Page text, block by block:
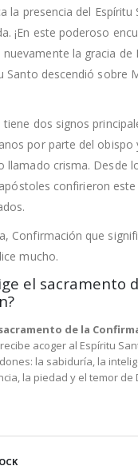
la presencia del Espíritu
¡En este poderoso
la gracia de
Santo descendió sobre
dos signos
por parte del obispo
llamado crisma. Desde
confirieron
Confirmación que
mucho.
el sacramento
de la
acoger al Espíritu
la sabiduría, la
la piedad y el temor de